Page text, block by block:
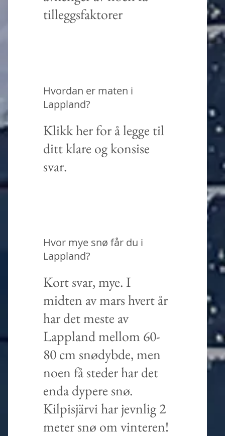
tilleggsfaktorer
Hvordan er maten i
Lappland?
Klikk her for å legge til
ditt klare og konsise
svar.
Hvor mye snø får du i
Lappland?
Kort svar, mye. I
midten av mars hvert år
har det meste av
Lappland mellom 60-
80 cm snødybde, men
noen få steder har det
enda dypere snø.
Kilpisjärvi har jevnlig 2
meter snø om vinteren!